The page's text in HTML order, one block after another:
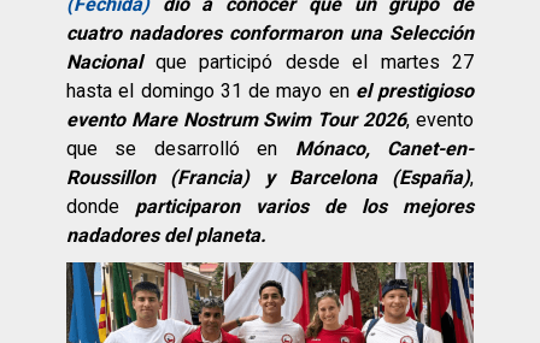
cuatro nadadores conformaron una Selección
Nacional que participó desde el martes 27
hasta el domingo 31 de mayo en el prestigioso
evento Mare Nostrum Swim Tour 2026, evento
que se desarrolló en Mónaco, Canet-en-
Roussillon (Francia) y Barcelona (España),
donde participaron varios de los mejores
nadadores del planeta.